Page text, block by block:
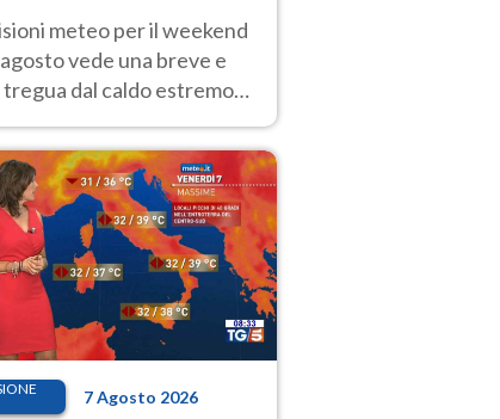
calura e afa
meteo per il weekend
vede una breve e
tregua dal caldo estremo
7 Agosto 2026